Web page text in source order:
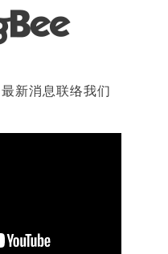
最新消息联络我们